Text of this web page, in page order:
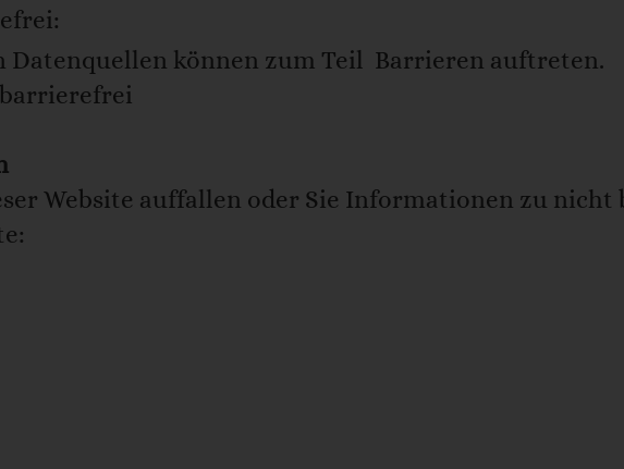
Datenquellen können zum Teil Barrieren auftreten.
Website auffallen oder Sie Informationen zu